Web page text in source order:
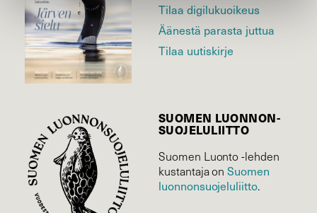
Tilaa digilukuoikeus
Äänestä parasta juttua
Tilaa uutiskirje
SUOMEN LUONNON­
SUOJELU­LIITTO
Suomen Luonto -lehden
kustantaja onSuomen
luonnonsuojelu­liitto.